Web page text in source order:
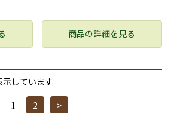
商品の詳細を見る
示しています
1 2 >